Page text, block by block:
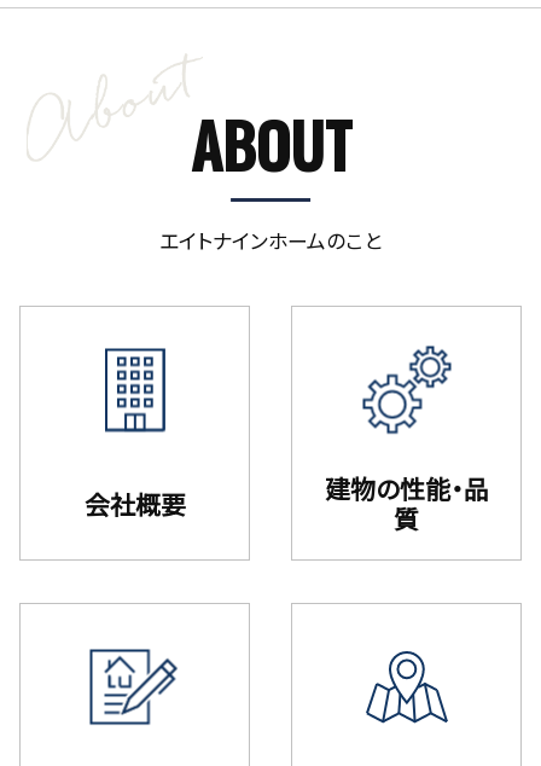
ABOUT
エイトナインホームのこと
会社概要
建物の性能・品
質